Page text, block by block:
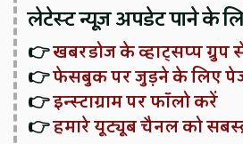
लेटेस्ट न्यूज़ अपडेट पाने के
👉खबरडोज के व्हाट्सप्प ग्रुप
👉फेसबुक पर जुड़ने के लिए
👉इन्स्टाग्राम पर फॉलो करें
👉हमारे यूट्यूब चैनल को